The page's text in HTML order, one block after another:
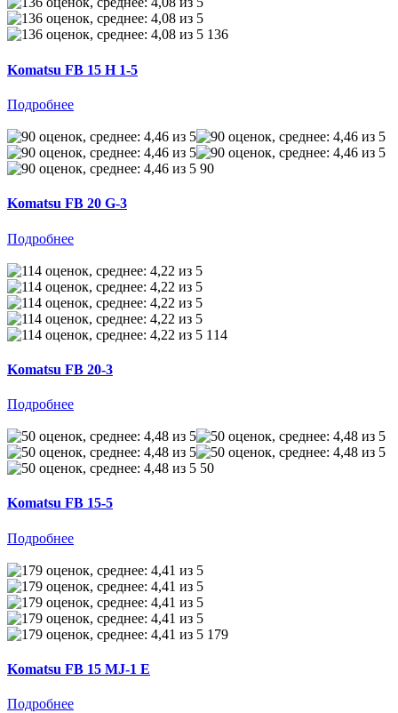
136
Komatsu FB 15 H 1-5
Подробнее
90
Komatsu FB 20 G-3
Подробнее
114
Komatsu FB 20-3
Подробнее
50
Komatsu FB 15-5
Подробнее
179
Komatsu FB 15 MJ-1 E
Подробнее